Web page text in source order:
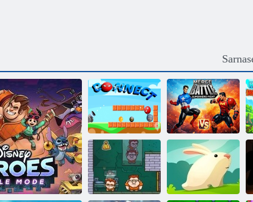
Ühendage
Ühendage
lahingu
superkangelaste
võitlus